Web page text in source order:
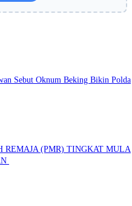
Sebut Oknum Beking Bikin Polda
REMAJA (PMR) TINGKAT MULA